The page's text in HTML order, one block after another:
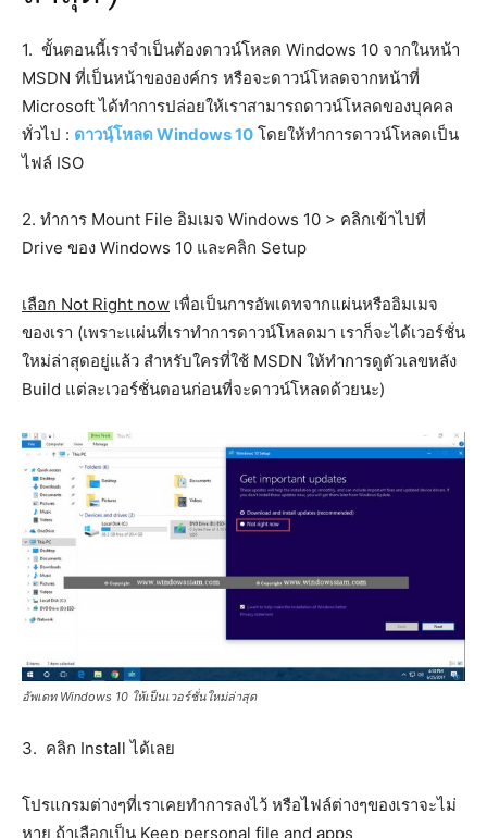
1. ขั้นตอนนี้เราจำเป็นต้องดาวน์โหลด Windows 10 จากในหน้า
MSDN ที่เป็นหน้าขององค์กร หรือจะดาวน์โหลดจากหน้าที่
Microsoft ได้ทำการปล่อยให้เราสามารถดาวน์โหลดของบุคคล
ทั่วไป : ดาวนฺ์โหลด Windows 10 โดยให้ทำการดาวน์โหลดเป็น
ไฟล์ ISO
2. ทำการ Mount File อิมเมจ Windows 10 > คลิกเข้าไปที่
Drive ของ Windows 10 และคลิก Setup
เลือก Not Right now เพื่อเป็นการอัพเดทจากแผ่นหรืออิมเมจ
ของเรา (เพราะแผ่นที่เราทำการดาวน์โหลดมา เราก็จะได้เวอร์ชั่น
ใหม่ล่าสุดอยู่แล้ว สำหรับใครที่ใช้ MSDN ให้ทำการดูตัวเลขหลัง
Build แต่ละเวอร์ชั่นตอนก่อนที่จะดาวน์โหลดด้วยนะ)
อัพเดท Windows 10 ให้เป็นเวอร์ชั่นใหม่ล่าสุด
3. คลิก Install ได้เลย
โปรแกรมต่างๆที่เราเคยทำการลงไว้ หรือไฟล์ต่างๆของเราจะไม่
หาย ถ้าเลือกเป็น Keep personal file and apps